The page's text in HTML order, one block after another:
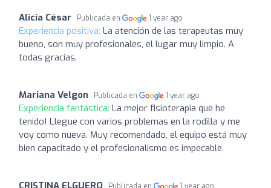
Alicia César Publicada en 1 year ago
Experiencia positiva: La atención de las terapeutas muy
bueno, son muy profesionales, el lugar muy limpio. A
todas gracias.
Mariana Velgon Publicada en 1 year ago
Experiencia fantástica: La mejor fisioterapia que he
tenido! Llegue con varios problemas en la rodilla y me
voy como nueva. Muy recomendado, el equipo está muy
bien capacitado y el profesionalismo es impecable.
CRISTINA ELGUERO Publicada en 1 year ago